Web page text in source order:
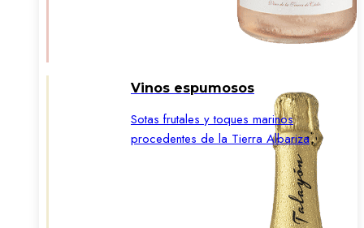
Vinos espumosos
Sotas frutales y toques marinos
procedentes de la Tierra Albariza